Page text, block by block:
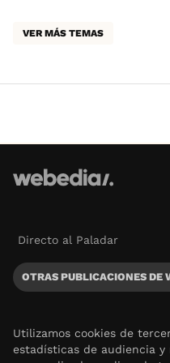
VER MÁS TEMAS
Directo al Paladar
OTRAS PUBLICACIONES DE
Utilizamos cookies de
estadísticas de audiencia